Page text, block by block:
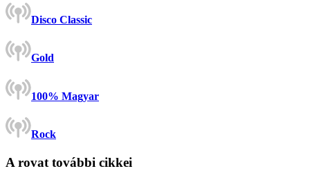
Disco Classic
Gold
100% Magyar
Rock
A rovat további cikkei